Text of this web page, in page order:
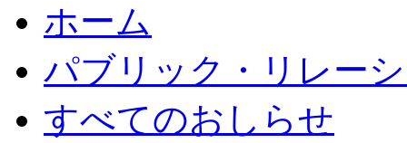
ホーム
パブリック・リレー
すべてのおしらせ